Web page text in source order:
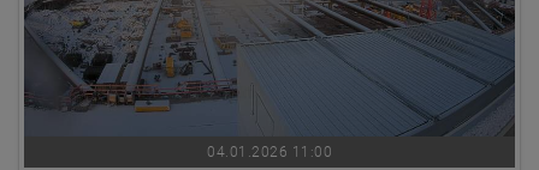
04.01.2026 11:00